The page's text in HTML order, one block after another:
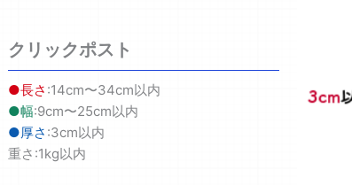
クリックポスト
●長さ :14cm〜34cm以内
●幅:9cm〜25cm以内
●厚さ :3cm以内
重さ:1kg以内